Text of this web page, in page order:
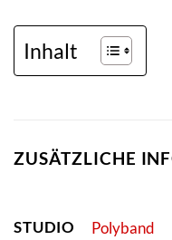
Inhalt
ZUSÄTZLICHE
STUDIO Polyband